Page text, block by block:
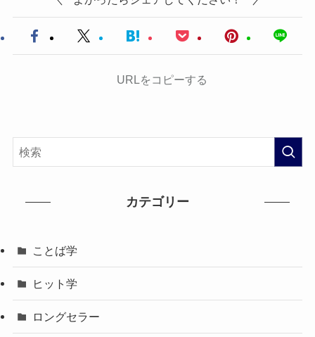
URLをコピーする
カテゴリー
ことば学
ヒット学
ロングセラー